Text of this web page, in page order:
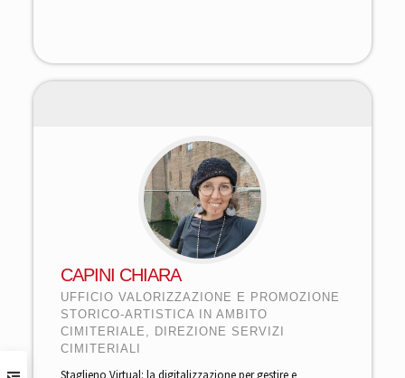
CAPINI CHIARA
UFFICIO VALORIZZAZIONE E PROMOZIONE
STORICO-ARTISTICA IN AMBITO
CIMITERIALE, DIREZIONE SERVIZI
CIMITERIALI
Staglieno Virtual: la digitalizzazione per gestire e